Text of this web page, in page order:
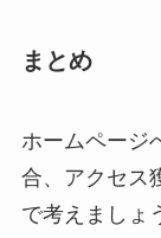
まとめ
ホームページ
合、アクセス
で考えましょ